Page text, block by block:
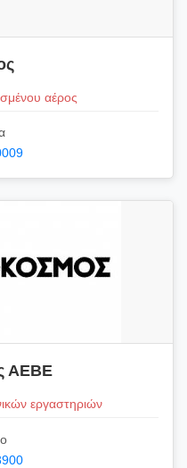
αέρος
ΑΕΒΕ
εργαστηριών